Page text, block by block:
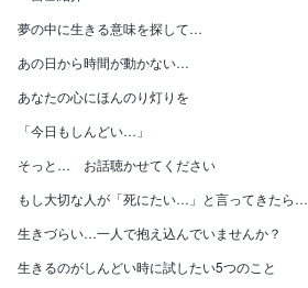
夢の中に生きる意味を探して…
あの日から時間が動かない…
あなたの心にほんのり灯りを
「今日もしんどい…」
そっと… お話聴かせてください
もし大切な人が「死にたい…」と言ってきたら…
生きづらい…一人で抱え込んでいませんか？
生きるのがしんどい時に試したい5つのこと